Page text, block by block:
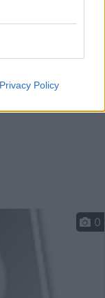
Privacy Policy
0